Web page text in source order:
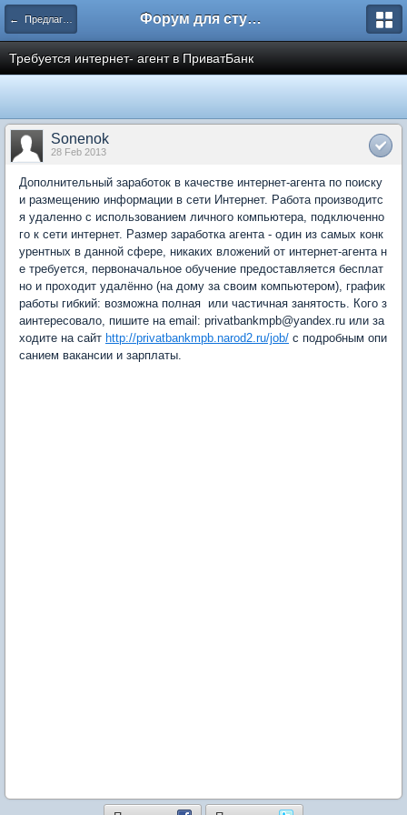
← Предлагаю работу Форум для студента СГА
Требуется интернет- агент в ПриватБанк
Sonenok
28 Feb 2013
Дополнительный заработок в качестве интернет-агента по поиску
и размещению информации в сети Интернет. Работа производитс
я удаленно с использованием личного компьютера, подключенно
го к сети интернет. Размер заработка агента - один из самых конк
урентных в данной сфере, никаких вложений от интернет-агента н
е требуется, первоначальное обучение предоставляется бесплат
но и проходит удалённо (на дому за своим компьютером), график
работы гибкий: возможна полная или частичная занятость. Кого з
аинтересовало, пишите на email: privatbankmpb@yandex.ru или за
ходите на сайт http://privatbankmpb.narod2.ru/job/ с подробным опи
санием вакансии и зарплаты.